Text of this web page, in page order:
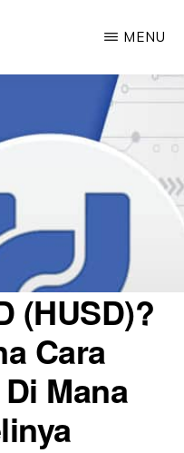
MENU
(HUSD)?
Cara
Mana